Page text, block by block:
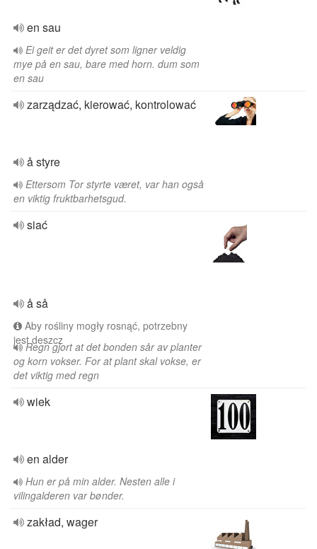
en sau
Ei geit er det dyret som ligner veldig
mye på en sau, bare med horn. dum som
en sau
zarządzać, kierować, kontrolować
å styre
Ettersom Tor styrte været, var han også
en viktig fruktbarhetsgud.
siać
å så
Aby rośliny mogły rosnąć, potrzebny
jest deszcz
Regn gjort at det bonden sår av planter
og korn vokser. For at plant skal vokse, er
det viktig med regn
wiek
en alder
Hun er på min alder. Nesten alle i
vilingalderen var bønder.
zakład, wager